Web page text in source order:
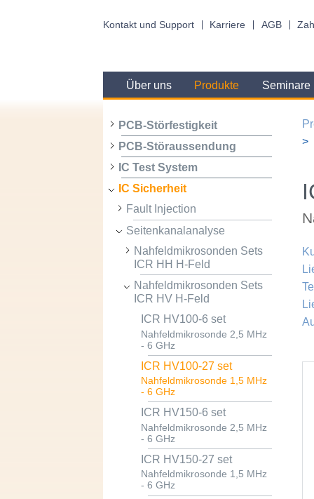
Kontakt und Support Karriere AGB
Über uns Produkte Seminare
PCB-Störfestigkeit
PCB-Störaussendung
IC Test System
IC Sicherheit
Fault Injection
Seitenkanalanalyse
Nahfeldmikrosonden Sets
ICR HH H-Feld
Nahfeldmikrosonden Sets
ICR HV H-Feld
ICR HV100-6 set
Nahfeldmikrosonde 2,5 MHz
- 6 GHz
ICR HV100-27 set
Nahfeldmikrosonde 1,5 MHz
- 6 GHz
ICR HV150-6 set
Nahfeldmikrosonde 2,5 MHz
- 6 GHz
ICR HV150-27 set
Nahfeldmikrosonde 1,5 MHz
- 6 GHz